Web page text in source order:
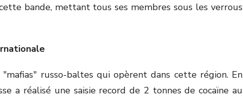
bande, mettant tous ses membres sous les verrous
russo-baltes qui opèrent dans cette région. En
a réalisé une saisie record de 2 tonnes de cocaïne au